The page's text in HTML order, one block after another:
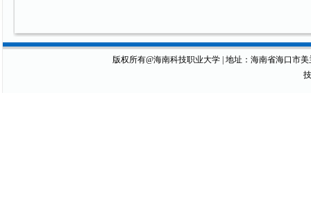
版权所有@海南科技职业大学 | 地址：海南省海口市